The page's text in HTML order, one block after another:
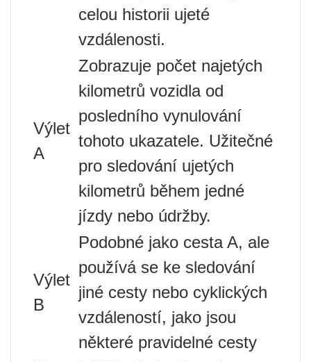
celou historii ujeté
vzdálenosti.
Výlet
A
Zobrazuje počet najetých
kilometrů vozidla od
posledního vynulování
tohoto ukazatele. Užitečné
pro sledování ujetých
kilometrů během jedné
jízdy nebo údržby.
Výlet
B
Podobné jako cesta A, ale
používá se ke sledování
jiné cesty nebo cyklických
vzdáleností, jako jsou
některé pravidelné cesty